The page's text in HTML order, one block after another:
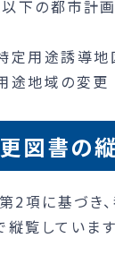
下の都市計画
用途誘導地
途地域の変更
図書の
2項に基づき
覧しています